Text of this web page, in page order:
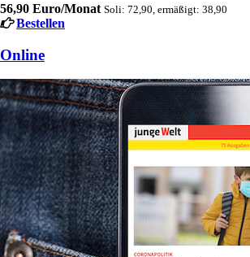
56,90 Euro/Monat Soli: 72,90, ermäßigt: 38,90
Bestellen
Online